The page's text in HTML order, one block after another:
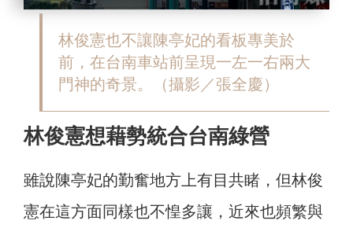
林俊憲也不讓陳亭妃的看板專美於
前，在台南車站前呈現一左一右兩大
門神的奇景。（攝影／張全慶）
林俊憲想藉勢統合台南綠營
雖說陳亭妃的勤奮地方上有目共睹，但林俊
憲在這方面同樣也不惶多讓，近來也頻繁與